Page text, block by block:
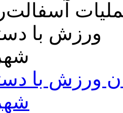
ورزش با